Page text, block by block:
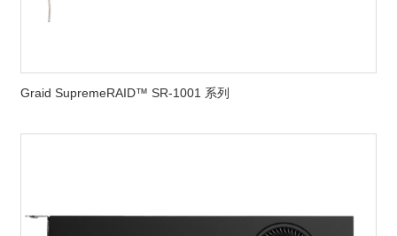
Graid SupremeRAID™ SR-1001 系列